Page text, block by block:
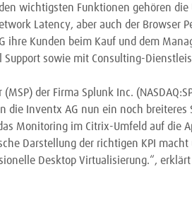
wichtigsten Funktionen gehören die
Latency, aber auch der Browser
ihre Kunden beim Kauf und dem
Support sowie mit Consulting-
der Firma Splunk Inc.
die Inventx AG nun ein noch breiteres
Monitoring im Citrix-Umfeld auf die
Darstellung der richtigen KPI macht
Desktop Virtualisierung.“, erklärt